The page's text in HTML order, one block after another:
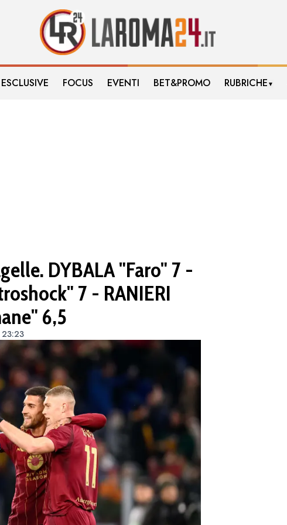
ESCLUSIVE FOCUS EVENTI BET&PROMO RUBRICHE ▼
DYBALA "Faro" 7 -
7 - RANIERI
6,5